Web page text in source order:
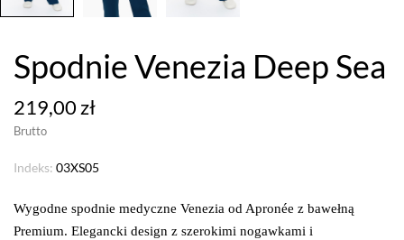
Spodnie Venezia Deep Sea
219,00 zł
Brutto
Indeks: 03XS05
Wygodne spodnie medyczne Venezia od Apronée z bawełną
Premium. Elegancki design z szerokimi nogawkami i